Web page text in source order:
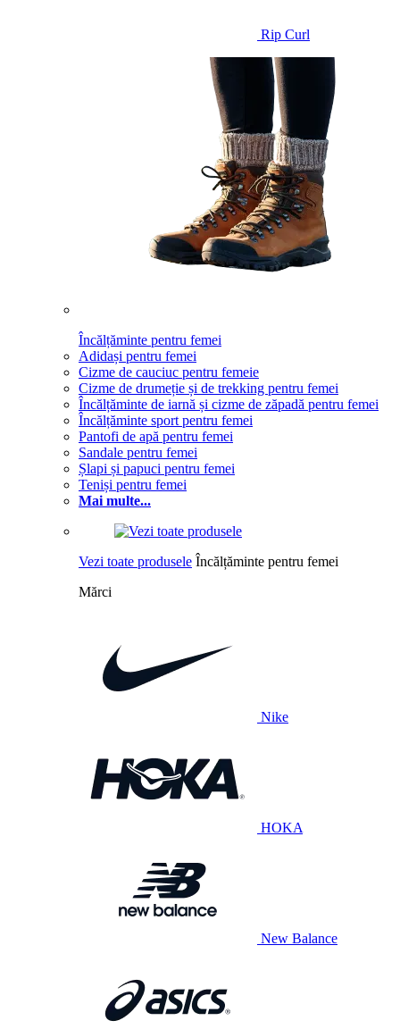
Rip Curl
Încălțăminte pentru femei
Adidași pentru femei
Cizme de cauciuc pentru femeie
Cizme de drumeție și de trekking pentru femei
Încălțăminte de iarnă și cizme de zăpadă pentru femei
Încălțăminte sport pentru femei
Pantofi de apă pentru femei
Sandale pentru femei
Șlapi și papuci pentru femei
Teniși pentru femei
Mai multe...
Vezi toate produsele Încălțăminte pentru femei
Mărci
Nike
HOKA
New Balance